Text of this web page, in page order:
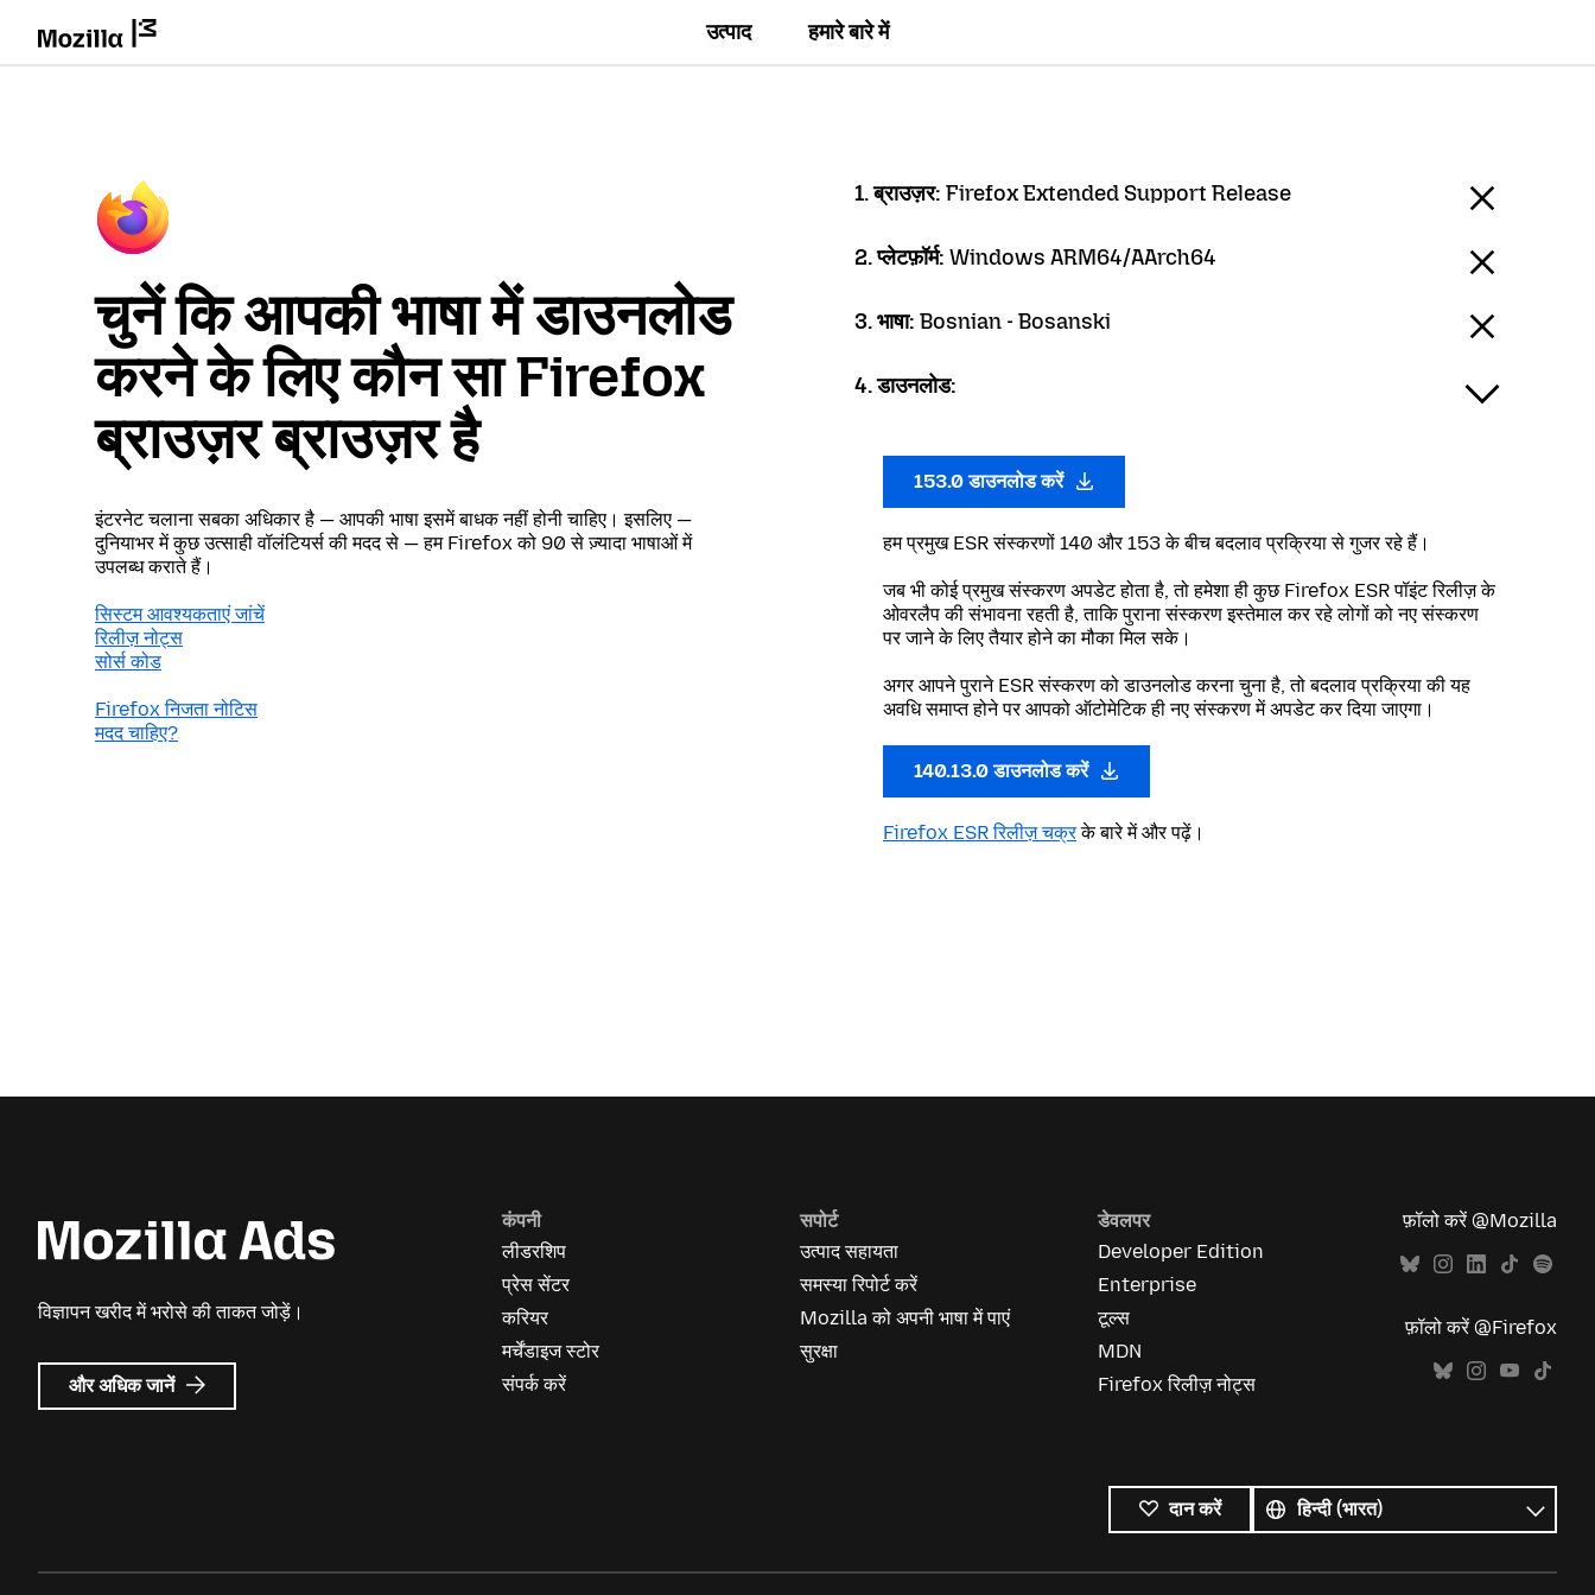
उत्पाद हमारे बारे में
चुनें कि आपकी भाषा में डाउनलोड
करने के लिए कौन सा Firefox
ब्राउज़र ब्राउज़र है
इंटरनेट चलाना सबका अधिकार है — आपकी भाषा इसमें बाधक नहीं होनी चाहिए। इसलिए —
दुनियाभर में कुछ उत्साही वॉलंटियर्स की मदद से — हम Firefox को 90 से ज़्यादा भाषाओं में
उपलब्ध कराते हैं।
सिस्टम आवश्यकताएं जांचें
रिलीज़ नोट्स
सोर्स कोड
Firefox निजता नोटिस
मदद चाहिए?
1. ब्राउज़र: Firefox Extended Support Release
2. प्लेटफ़ॉर्म: Windows ARM64/AArch64
3. भाषा: Bosnian - Bosanski
4. डाउनलोड:
153.0 डाउनलोड करें
हम प्रमुख ESR संस्करणों 140 और 153 के बीच बदलाव प्रक्रिया से गुजर रहे हैं।
जब भी कोई प्रमुख संस्करण अपडेट होता है, तो हमेशा ही कुछ Firefox ESR पॉइंट रिलीज़ के
ओवरलैप की संभावना रहती है, ताकि पुराना संस्करण इस्तेमाल कर रहे लोगों को नए संस्करण
पर जाने के लिए तैयार होने का मौका मिल सके।
अगर आपने पुराने ESR संस्करण को डाउनलोड करना चुना है, तो बदलाव प्रक्रिया की यह
अवधि समाप्त होने पर आपको ऑटोमेटिक ही नए संस्करण में अपडेट कर दिया जाएगा।
140.13.0 डाउनलोड करें
Firefox ESR रिलीज़ चक्रके बारे में और पढ़ें।
विज्ञापन खरीद में भरोसे की ताकत जोड़ें।
Mozilla
विज्ञापन
और अधिक जानें
कंपनी
लीडरशिप
प्रेस सेंटर
करियर
मर्चेंडाइज स्टोर
संपर्क करें
सपोर्ट
उत्पाद सहायता
समस्या रिपोर्ट करें
Mozilla को अपनी भाषा में पाएं
सुरक्षा
डेवलपर
Developer Edition
Enterprise
टूल्स
MDN
Firefox रिलीज़ नोट्स
फ़ॉलो करें @Mozilla
फ़ॉलो करें @Firefox
दान करें
भाषाएं
भाषा